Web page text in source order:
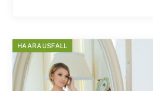
HAARAUSFALL